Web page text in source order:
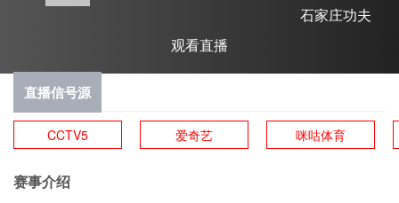
石家庄功夫
观看直播
直播信号源
CCTV5 爱奇艺 咪咕体育
赛事介绍